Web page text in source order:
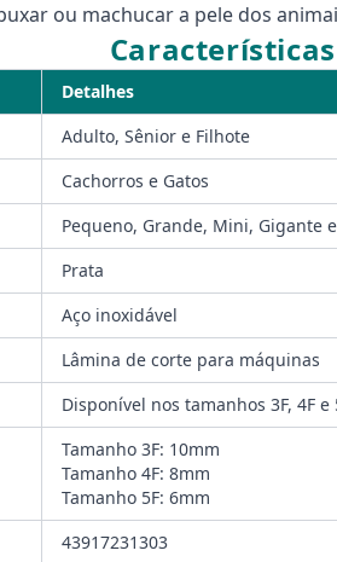
ou machucar a pele dos
Detalhes
Adulto, Sênior e Filhote
Cachorros e Gatos
Pequeno, Grande, Mini, Gigante
Prata
Aço inoxidável
Lâmina de corte para máquinas
Disponível nos tamanhos 3F, 4F e
Tamanho 3F: 10mm
Tamanho 4F: 8mm
Tamanho 5F: 6mm
43917231303